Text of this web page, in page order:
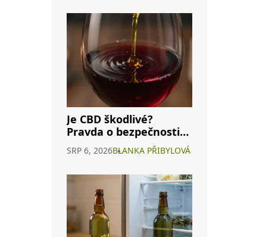
Je CBD škodlivé?
Pravda o bezpečnosti
konopného vína a
interakcích s
SRP 6, 2026BLANKA PŘIBYLOVÁ